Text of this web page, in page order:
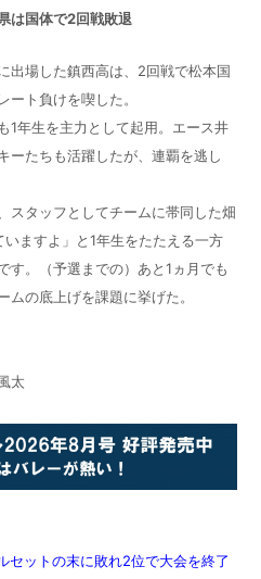
は国体で2回戦敗退
場した鎮西高は、 2回戦で松本国
ート負けを喫した。
1年生を主力として起用。エース井
ーたちも活躍したが、連覇を逃し
スタッフとしてチームに帯同した畑
いますよ」と1年生をたたえる一方
す。（予選までの）あと1ヵ月でも
ムの底上げを課題に挙げた。
太
ットの末に敗れ2位で大会を終了